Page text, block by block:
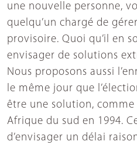
une nouvelle personne,
quelqu’un chargé de
provisoire. Quoi qu’il en
envisager de solutions
Nous proposons aussi
le même jour que
être une solution, comme
Afrique du sud en 1994.
d’envisager un délai